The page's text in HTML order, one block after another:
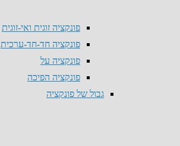
פונקציה זוגית ואי-זוגית
פונקציה חד-חד-ערכית
פונקציה על
פונקציה הפיכה
גבול של פונקציה